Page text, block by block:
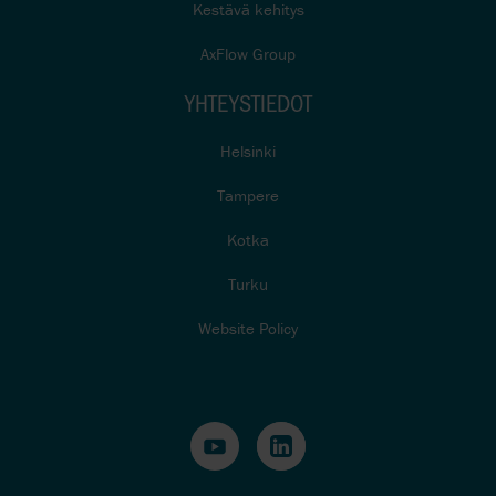
Kestävä kehitys
AxFlow Group
YHTEYSTIEDOT
Helsinki
Tampere
Kotka
Turku
Website Policy